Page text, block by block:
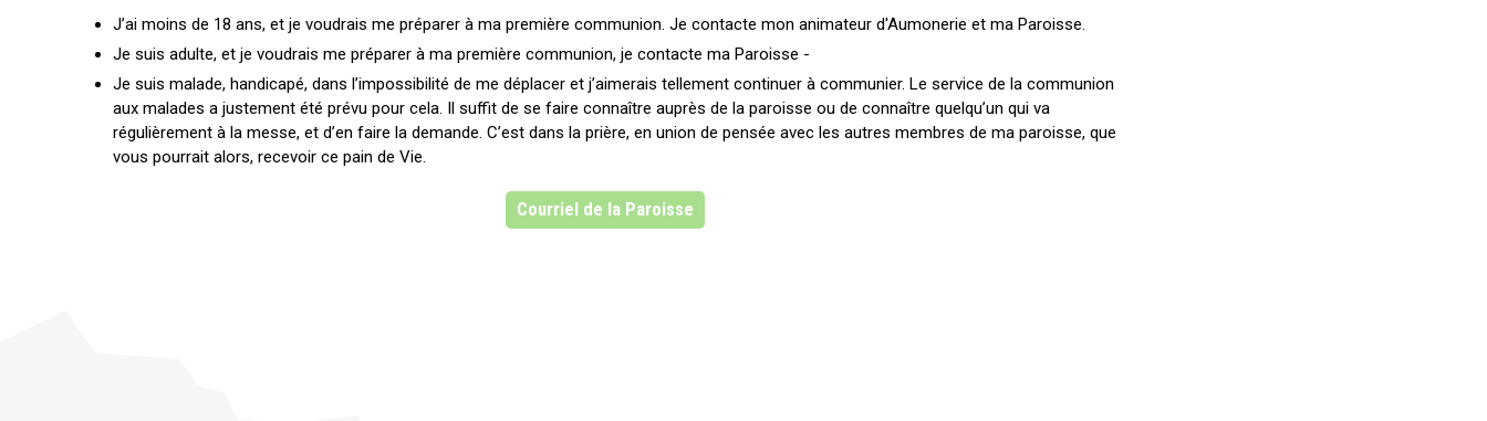
J’ai moins de 18 ans, et je voudrais me préparer à ma première communion. Je contacte mon animateur d'Aumonerie et ma Paroisse.
Je suis adulte, et je voudrais me préparer à ma première communion, je contacte ma Paroisse -
Je suis malade, handicapé, dans l’impossibilité de me déplacer et j’aimerais tellement continuer à communier. Le service de la communion
aux malades a justement été prévu pour cela. Il suffit de se faire connaître auprès de la paroisse ou de connaître quelqu’un qui va
régulièrement à la messe, et d’en faire la demande. C’est dans la prière, en union de pensée avec les autres membres de ma paroisse, que
vous pourrait alors, recevoir ce pain de Vie.
Courriel de la Paroisse